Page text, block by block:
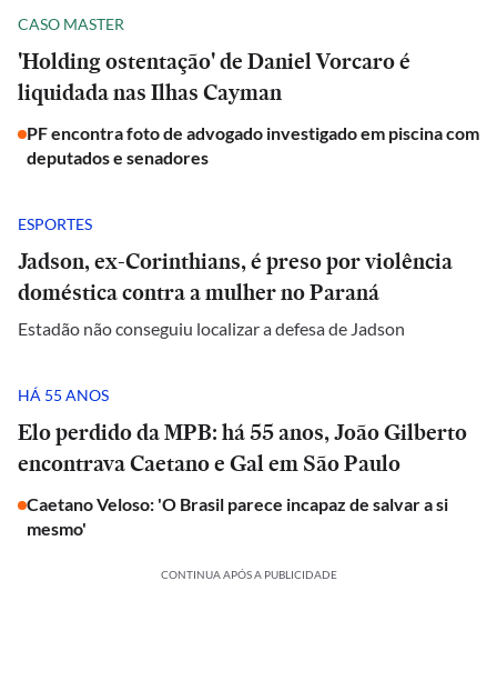
CASO MASTER
'Holding ostentação' de Daniel Vorcaro é
liquidada nas Ilhas Cayman
PF encontra foto de advogado investigado em piscina com
deputados e senadores
ESPORTES
Jadson, ex-Corinthians, é preso por violência
doméstica contra a mulher no Paraná
Estadão não conseguiu localizar a defesa de Jadson
HÁ 55 ANOS
Elo perdido da MPB: há 55 anos, João Gilberto
encontrava Caetano e Gal em São Paulo
Caetano Veloso: 'O Brasil parece incapaz de salvar a si
mesmo'
CONTINUA APÓS A PUBLICIDADE